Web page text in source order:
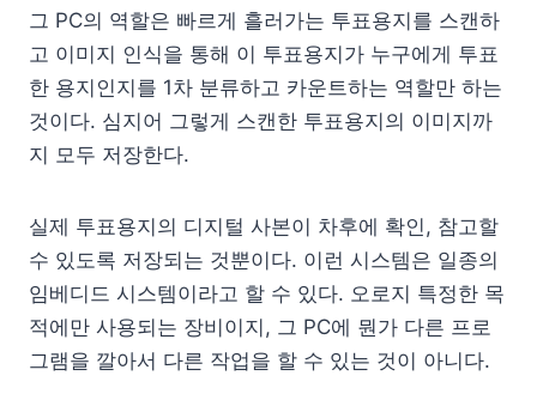
그 PC의 역할은 빠르게 흘러가는 투표용지를 스캔하
고 이미지 인식을 통해 이 투표용지가 누구에게 투표
한 용지인지를 1차 분류하고 카운트하는 역할만 하는
것이다. 심지어 그렇게 스캔한 투표용지의 이미지까
지 모두 저장한다.
실제 투표용지의 디지털 사본이 차후에 확인, 참고할
수 있도록 저장되는 것뿐이다. 이런 시스템은 일종의
임베디드 시스템이라고 할 수 있다. 오로지 특정한 목
적에만 사용되는 장비이지, 그 PC에 뭔가 다른 프로
그램을 깔아서 다른 작업을 할 수 있는 것이 아니다.